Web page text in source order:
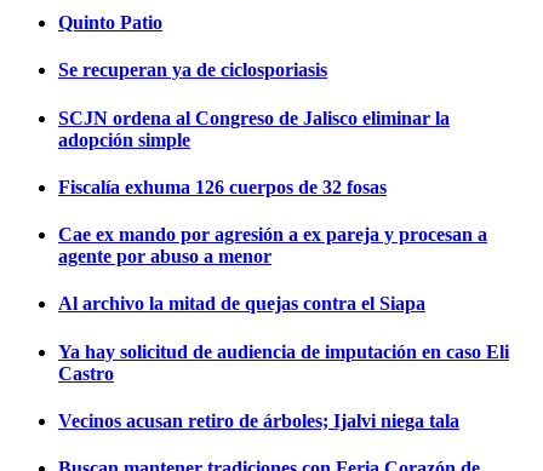
Quinto Patio
Se recuperan ya de ciclosporiasis
SCJN ordena al Congreso de Jalisco eliminar la
adopción simple
Fiscalía exhuma 126 cuerpos de 32 fosas
Cae ex mando por agresión a ex pareja y procesan a
agente por abuso a menor
Al archivo la mitad de quejas contra el Siapa
Ya hay solicitud de audiencia de imputación en caso Eli
Castro
Vecinos acusan retiro de árboles; Ijalvi niega tala